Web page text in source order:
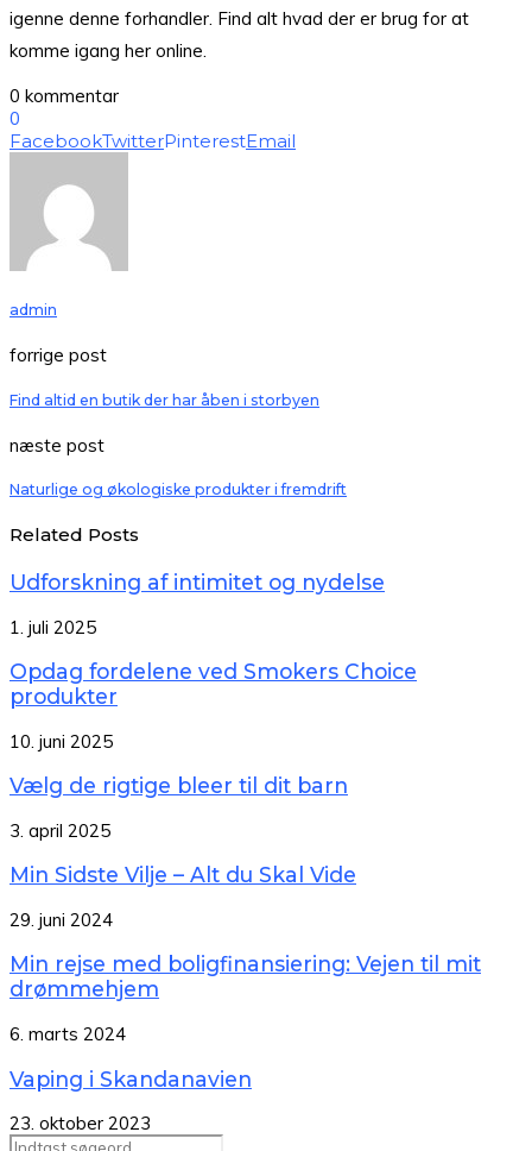
igenne denne forhandler. Find alt hvad der er brug for at
komme igang her online.
0 kommentar
0
FacebookTwitterPinterestEmail
admin
forrige post
Find altid en butik der har åben i storbyen
næste post
Naturlige og økologiske produkter i fremdrift
Related Posts
Udforskning af intimitet og nydelse
1. juli 2025
Opdag fordelene ved Smokers Choice
produkter
10. juni 2025
Vælg de rigtige bleer til dit barn
3. april 2025
Min Sidste Vilje – Alt du Skal Vide
29. juni 2024
Min rejse med boligfinansiering: Vejen til mit
drømmehjem
6. marts 2024
Vaping i Skandanavien
23. oktober 2023